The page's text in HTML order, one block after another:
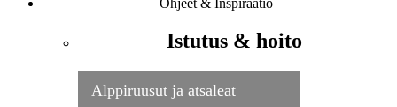
Istutus & hoito
Alppiruusut ja atsaleat